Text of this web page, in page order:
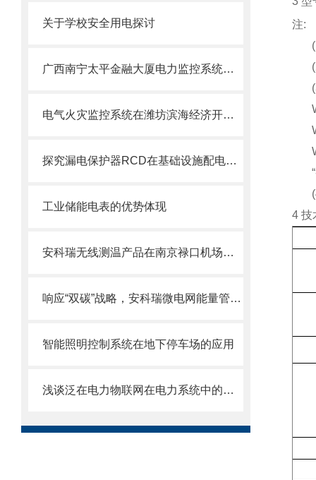
关于学校安全用电探讨
广西南宁太平金融大厦电力监控系统的设计与应用
电气火灾监控系统在潍坊滨海经济开发区项目的应用
探究漏电保护器RCD在基础设施配电系统中的应用
工业储能电表的优势体现
安科瑞无线测温产品在南京禄口机场改扩建工程项目的应用
响应“双碳”战略，安科瑞微电网能量管理系统成为企业节能减碳新引擎
智能照明控制系统在地下停车场的应用
浅谈泛在电力物联网在电力系统中的应用研究
注:
“
4 技